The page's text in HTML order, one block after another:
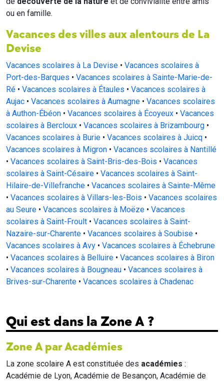
ou en famille.
Vacances des villes aux alentours de La
Devise
Vacances scolaires à La Devise • Vacances scolaires à
Port-des-Barques • Vacances scolaires à Sainte-Marie-de-
Ré • Vacances scolaires à Étaules • Vacances scolaires à
Aujac • Vacances scolaires à Aumagne • Vacances scolaires
à Authon-Ébéon • Vacances scolaires à Écoyeux • Vacances
scolaires à Bercloux • Vacances scolaires à Brizambourg •
Vacances scolaires à Burie • Vacances scolaires à Juicq •
Vacances scolaires à Migron • Vacances scolaires à Nantillé
• Vacances scolaires à Saint-Bris-des-Bois • Vacances
scolaires à Saint-Césaire • Vacances scolaires à Saint-
Hilaire-de-Villefranche • Vacances scolaires à Sainte-Même
• Vacances scolaires à Villars-les-Bois • Vacances scolaires
au Seure • Vacances scolaires à Moëze • Vacances
scolaires à Saint-Froult • Vacances scolaires à Saint-
Nazaire-sur-Charente • Vacances scolaires à Soubise •
Vacances scolaires à Avy • Vacances scolaires à Échebrune
• Vacances scolaires à Belluire • Vacances scolaires à Biron
• Vacances scolaires à Bougneau • Vacances scolaires à
Brives-sur-Charente • Vacances scolaires à Chadenac
Qui est dans la Zone A ?
Zone A par Académies
La zone scolaire A est constituée des académies :
Académie de Lyon, Académie de Besançon, Académie de